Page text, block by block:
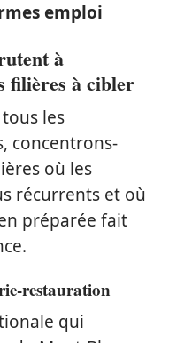
emploi
à
filières à cibler
les
concentrons-
où les
récurrents et où
préparée fait
restauration
qui